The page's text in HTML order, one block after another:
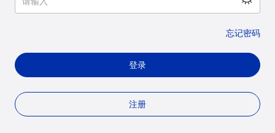
忘记密码
登录
注册